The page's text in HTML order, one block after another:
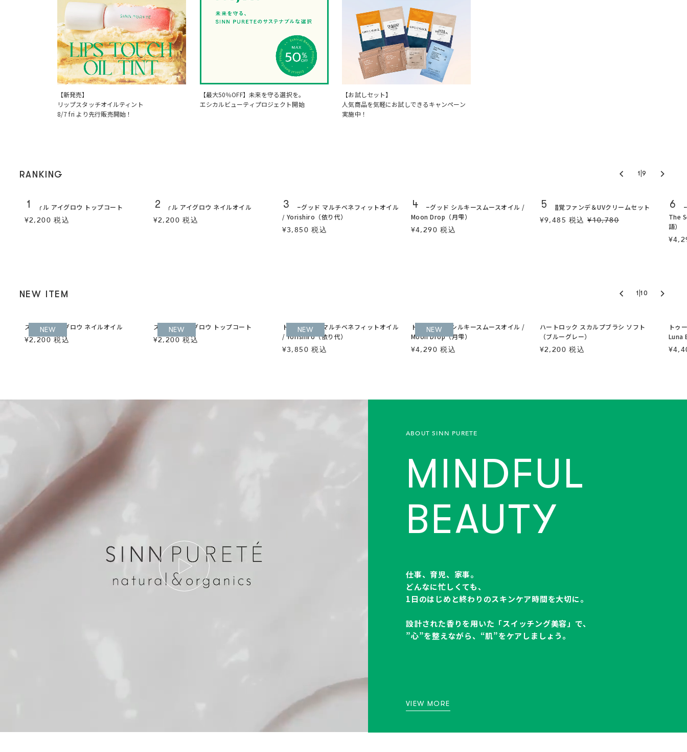
【新発売】
リップスタッチオイルティント
8/7 fri より先行販売開始！
【最大50％OFF】未来を守る選択を。
エシカルビューティプロジェクト開始
【お試しセット】
人気商品を気軽にお試しできるキャンペーン
実施中！
RANKING 1 |9
1スティル アイグロウ トップコート
¥2,200 税込
2
スティル アイグロウ ネイルオイル
¥2,200 税込
3
トゥーグッド マルチベネフィットオイル
/ Yorishiro（依り代）
¥3,850 税込
4
トゥーグッド シルキースムースオイル /
Moon Drop（月雫）
¥4,290 税込
5
美肌錯覚ファンデ＆UVクリームセット
¥9,485 税込¥10,780
6
トゥ
The
語）
NEW ITEM 1 |10
NEW
スティル アイグロウ ネイルオイル
¥2,200 税込
NEW
スティル アイグロウ トップコート
¥2,200 税込
NEW
トゥーグッド マルチベネフィットオイル
/ Yorishiro（依り代）
¥3,850 税込
NEW
トゥーグッド シルキースムースオイル /
Moon Drop（月雫）
¥4,290 税込
ハートロック スカルプブラシ ソフト
（ブルーグレー）
¥2,200 税込
トゥ
Luna
ABOUT SINN PURETE
MINDFUL
BEAUTY
仕事、育児、家事。
どんなに忙しくても、
1日のはじめと終わりのスキンケア時間を大切に。
設計された香りを用いた「スイッチング美容」で、
”心”を整えながら、“肌”をケアしましょう。
VIEW MORE